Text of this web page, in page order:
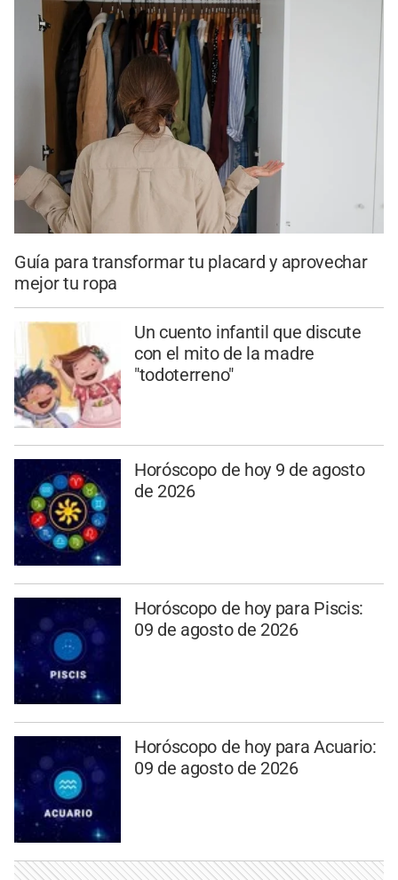
Guía para transformar tu placard y aprovechar
mejor tu ropa
Un cuento infantil que discute
con el mito de la madre
"todoterreno"
Horóscopo de hoy 9 de agosto
de 2026
Horóscopo de hoy para Piscis:
09 de agosto de 2026
Horóscopo de hoy para Acuario:
09 de agosto de 2026